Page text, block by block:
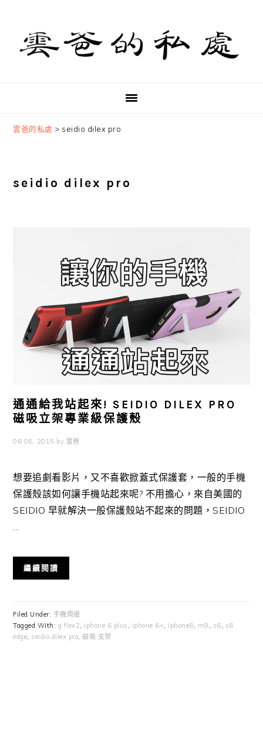
primary
navigation
content
primary
sidebar
雲爸的私處 > seidio dilex pro
seidio dilex pro
通通給我站起來! SEIDIO DILEX PRO
磁吸立架專業級保護殼
06 06, 2015 by 雲爸
想要追劇看影片，又不喜歡掀蓋式保護套，一般的手機
保護殼該如何讓手機站起來呢? 不用擔心，來自美國的
SEIDIO 早就解決一般保護殼站不起來的問題，SEIDIO
...
繼續閱讀
Filed Under: 手機周邊
Tagged With: g flex2, iphone 6 plus , iphone 6+, iphone6, m9 , s6, s6
edge, seidio dilex pro,磁吸 支架